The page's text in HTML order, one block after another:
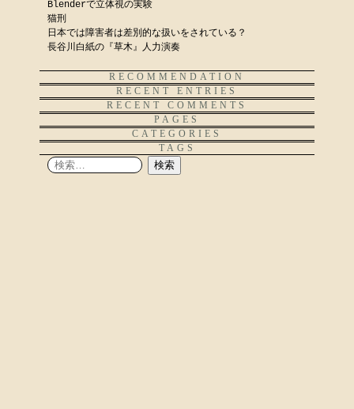
Blenderで立体視の実験
猫刑
日本では障害者は差別的な扱いをされている？
長谷川白紙の『草木』人力演奏
RECOMMENDATION
RECENT ENTRIES
RECENT COMMENTS
PAGES
CATEGORIES
TAGS